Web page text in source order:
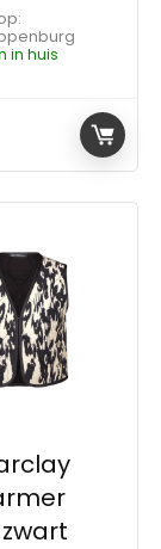
in huis
prijs was:
prijs is: